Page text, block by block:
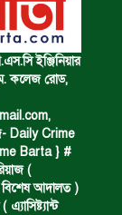
ঘটনা।
ইঞ্জিনিয়ার
কলেজ রোড,
,
Daily Crime
Barta } #
(
বিশেষ আদালত )